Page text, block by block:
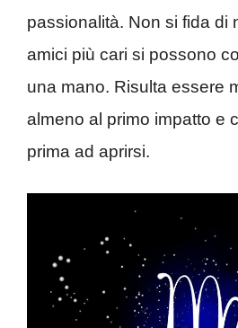
passionalità. Non si fida di
amici più cari si possono
una mano. Risulta essere
almeno al primo impatto e
prima ad aprirsi.